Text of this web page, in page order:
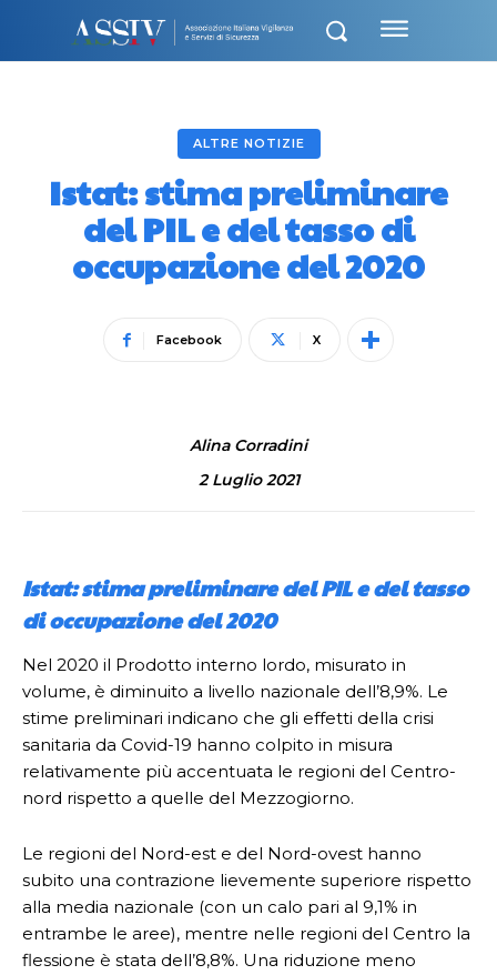
ALTRE NOTIZIE
Istat: stima preliminare
del PIL e del tasso di
occupazione del 2020
Facebook X
Alina Corradini
2 Luglio 2021
Istat: stima preliminare del PIL e del tasso
di occupazione del 2020
Nel 2020 il Prodotto interno lordo, misurato in
volume, è diminuito a livello nazionale dell’8,9%. Le
stime preliminari indicano che gli effetti della crisi
sanitaria da Covid-19 hanno colpito in misura
relativamente più accentuata le regioni del Centro-
nord rispetto a quelle del Mezzogiorno.
Le regioni del Nord-est e del Nord-ovest hanno
subito una contrazione lievemente superiore rispetto
alla media nazionale (con un calo pari al 9,1% in
entrambe le aree), mentre nelle regioni del Centro la
flessione è stata dell’8,8%. Una riduzione meno